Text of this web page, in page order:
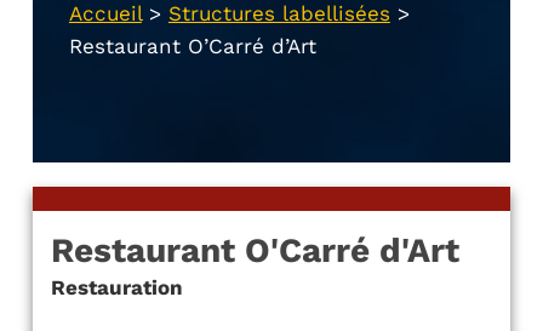
Accueil> Structures labellisées >
Restaurant O’Carré d’Art
Restaurant O'Carré d'Art
Restauration